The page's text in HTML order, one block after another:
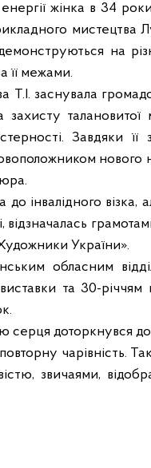
жінка в 34
мистецтва
на
її межами.
Т.І. заснувала
талановитої
Завдяки
нового
до інвалідного
відзначалась
України».
обласним
та 30-річчям
серця доторкнувся до
чарівність.
звичаями,